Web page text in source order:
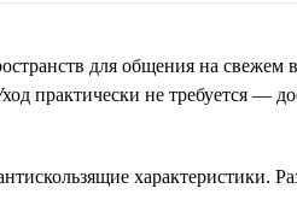
для общения на свежем
практически не требуется —
характеристики.